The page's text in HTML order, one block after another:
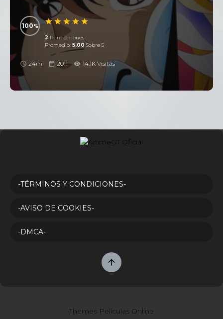
100
2 Puntuaciones
Promedio: 5,00 Sobre 5
24m 2011 14.1K Visitas
-TÉRMINOS Y CONDICIONES-
-AVISO DE COOKIES-
-DMCA-
Themes Películas Online